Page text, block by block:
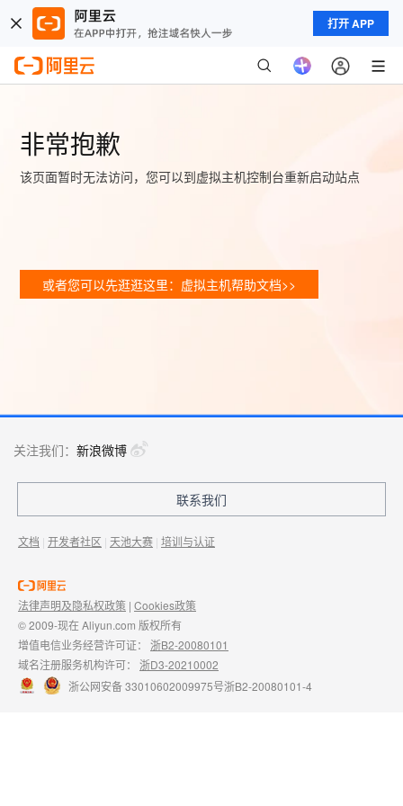
打开 APP
非常抱歉
该页面暂时无法访问，您可以到虚拟主机控制台重新启动站点
或者您可以先逛逛这里：虚拟主机帮助文档>>